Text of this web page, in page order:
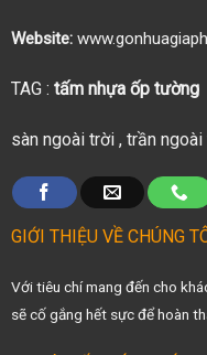
Website:
TAG : tấm nhựa ốp tường
sàn ngoài trời, trần
GIỚI THIỆU VỀ CHÚNG
Với tiêu chí mang đến cho
sẽ cố gắng hết sực để hoàn